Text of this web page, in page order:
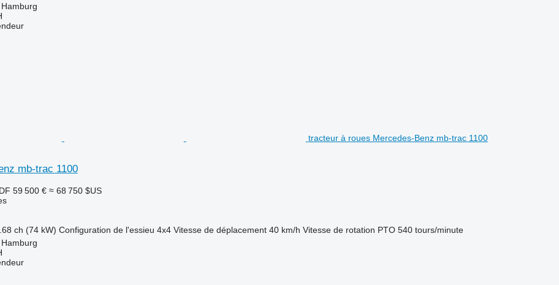
tracteur à roues Mercedes-Benz mb-trac 1100
mb-trac 1100
59 500 € ≈ 68 750 $US
ch (74 kW) Configuration de l'essieu 4x4 Vitesse de déplacement 40 km/h Vitesse de rotation PTO 540 tours/minute